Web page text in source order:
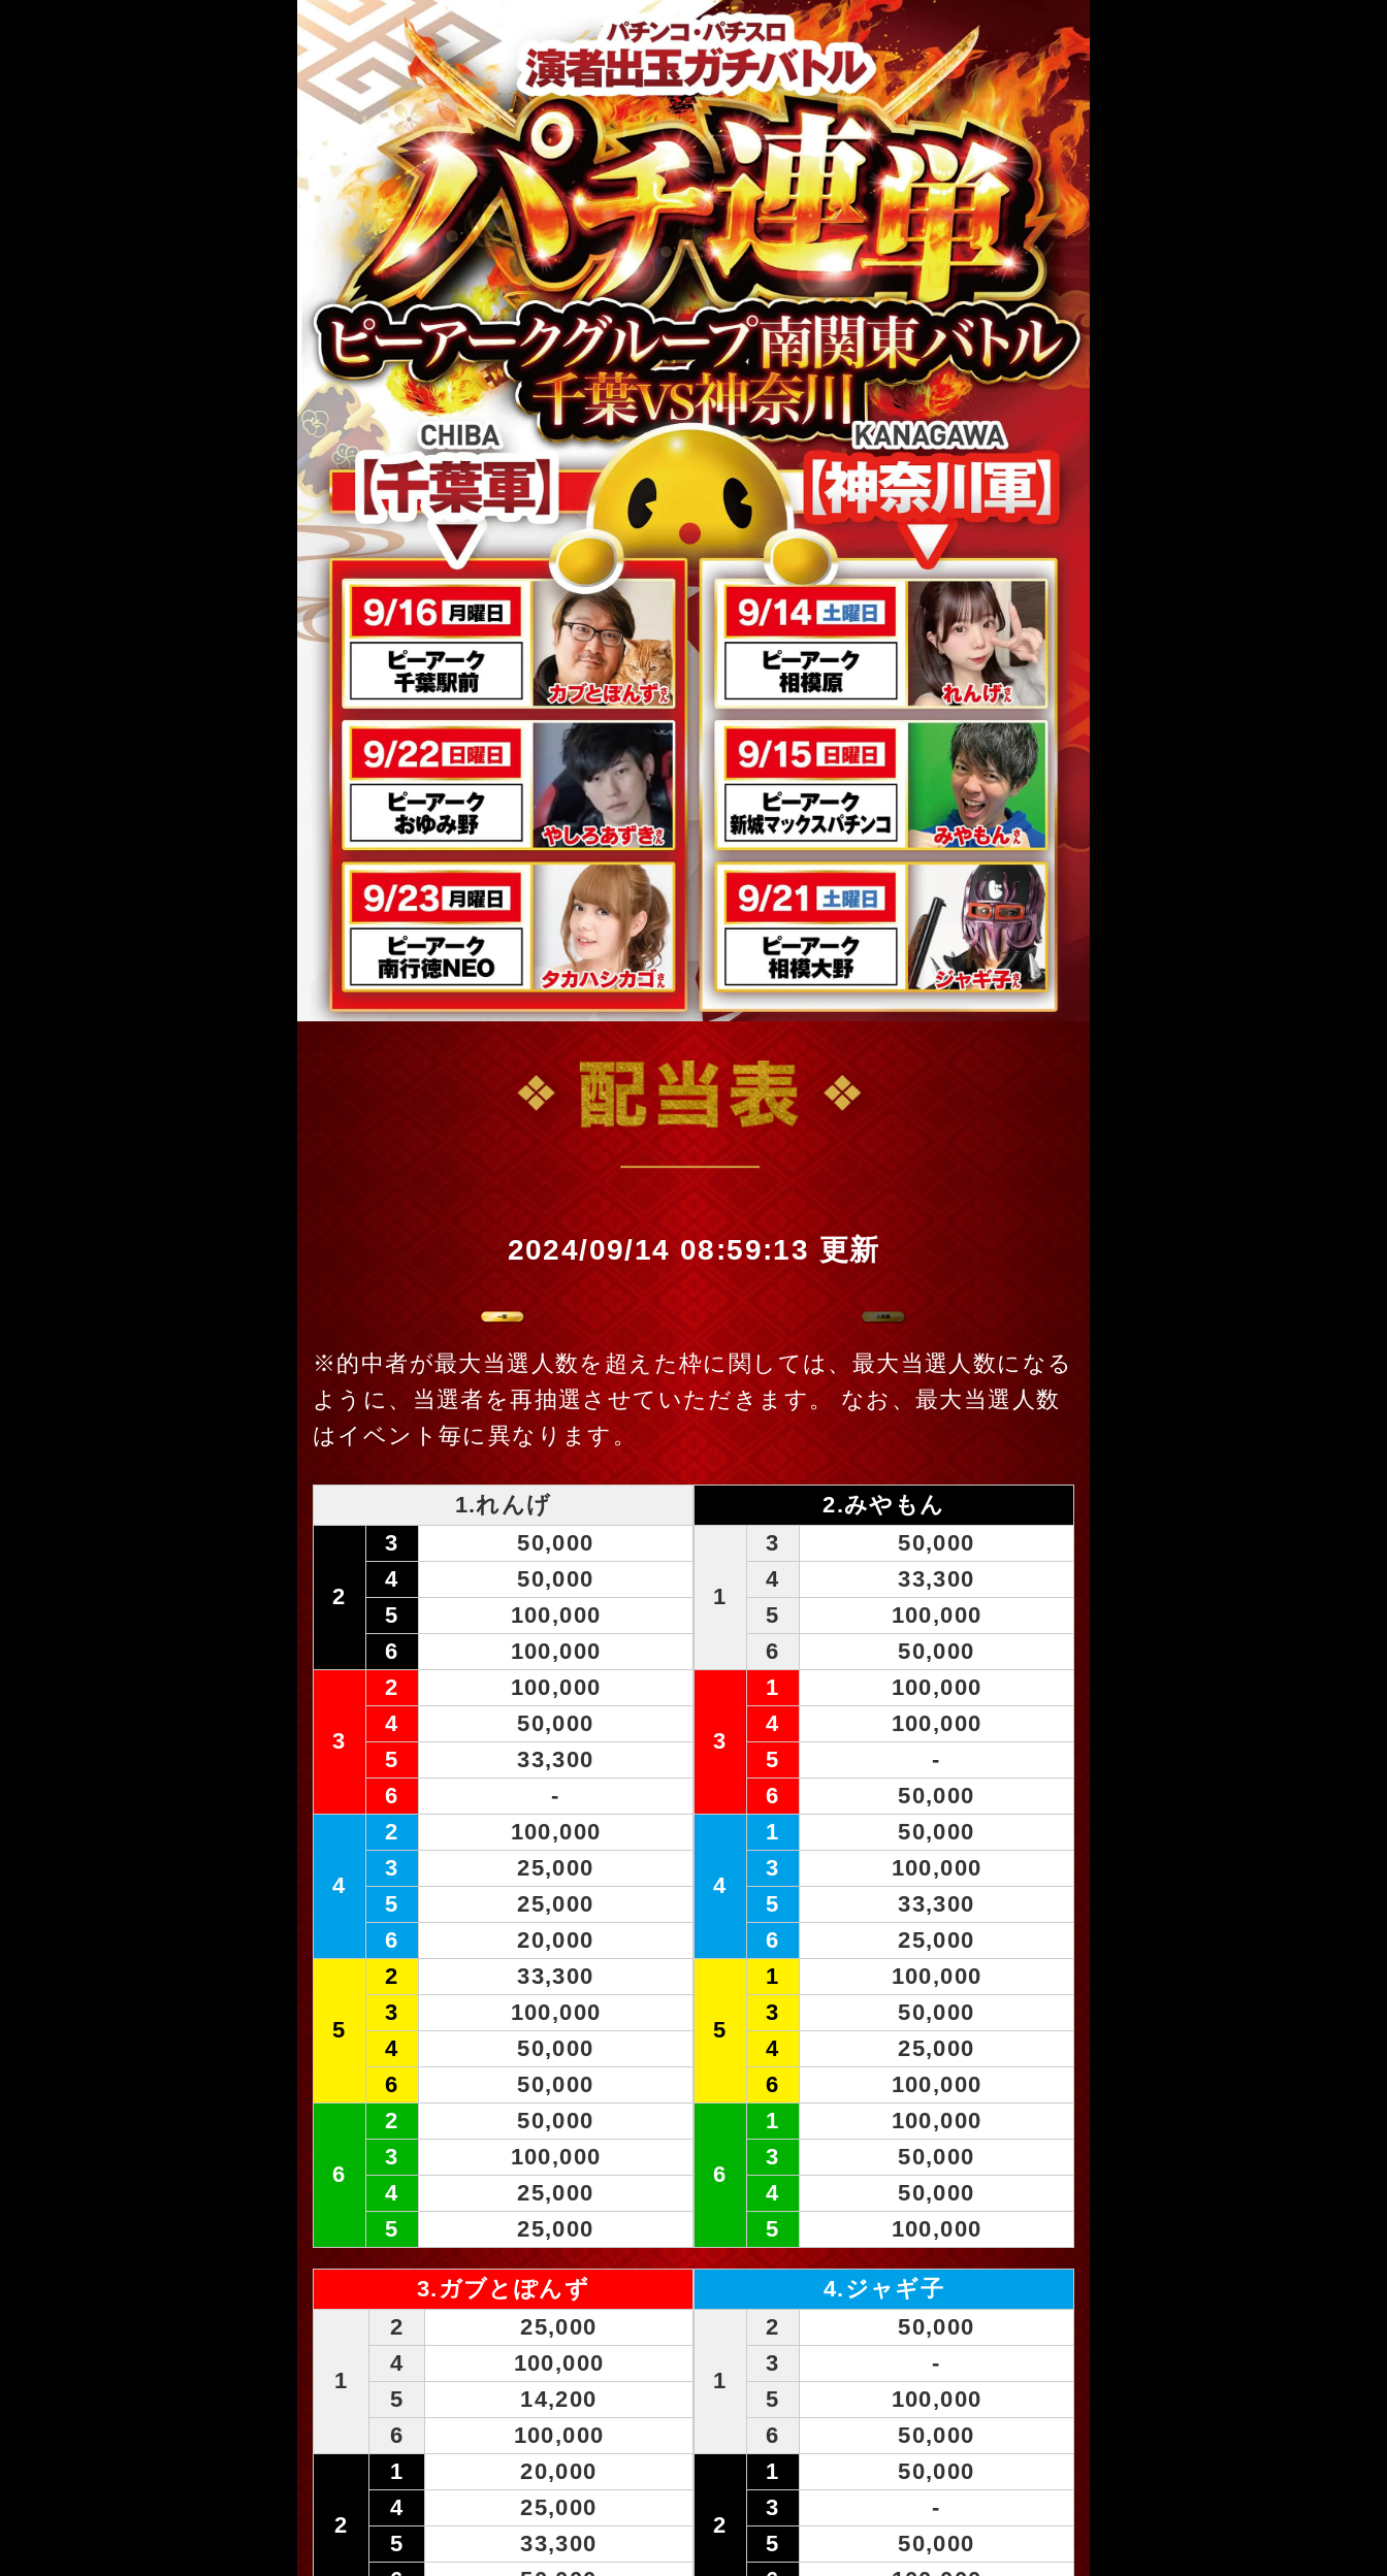
2024/09/14 08:59:13 更新
※的中者が最大当選人数を超えた枠に関しては、最大当選人数になる
ように、当選者を再抽選させていただきます。 なお、最大当選人数
はイベント毎に異なります。
1.れんげ
2
3
50,000
4
50,000
5
100,000
6
100,000
3
2
100,000
4
50,000
5
33,300
6
-
4
2
100,000
3
25,000
5
25,000
6
20,000
5
2
33,300
3
100,000
4
50,000
6
50,000
6
2
50,000
3
100,000
4
25,000
5
25,000
2.みやもん
1
3
50,000
4
33,300
5
100,000
6
50,000
3
1
100,000
4
100,000
5
-
6
50,000
4
1
50,000
3
100,000
5
33,300
6
25,000
5
1
100,000
3
50,000
4
25,000
6
100,000
6
1
100,000
3
50,000
4
50,000
5
100,000
3.ガブとぽんず
1
2
25,000
4
100,000
5
14,200
6
100,000
2
1
20,000
4
25,000
5
33,300
4.ジャギ子
1
2
50,000
3
-
5
100,000
6
50,000
2
1
50,000
3
-
5
50,000